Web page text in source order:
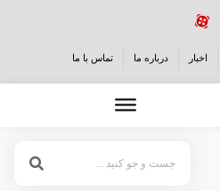
اخبار درباره ما تماس با ما